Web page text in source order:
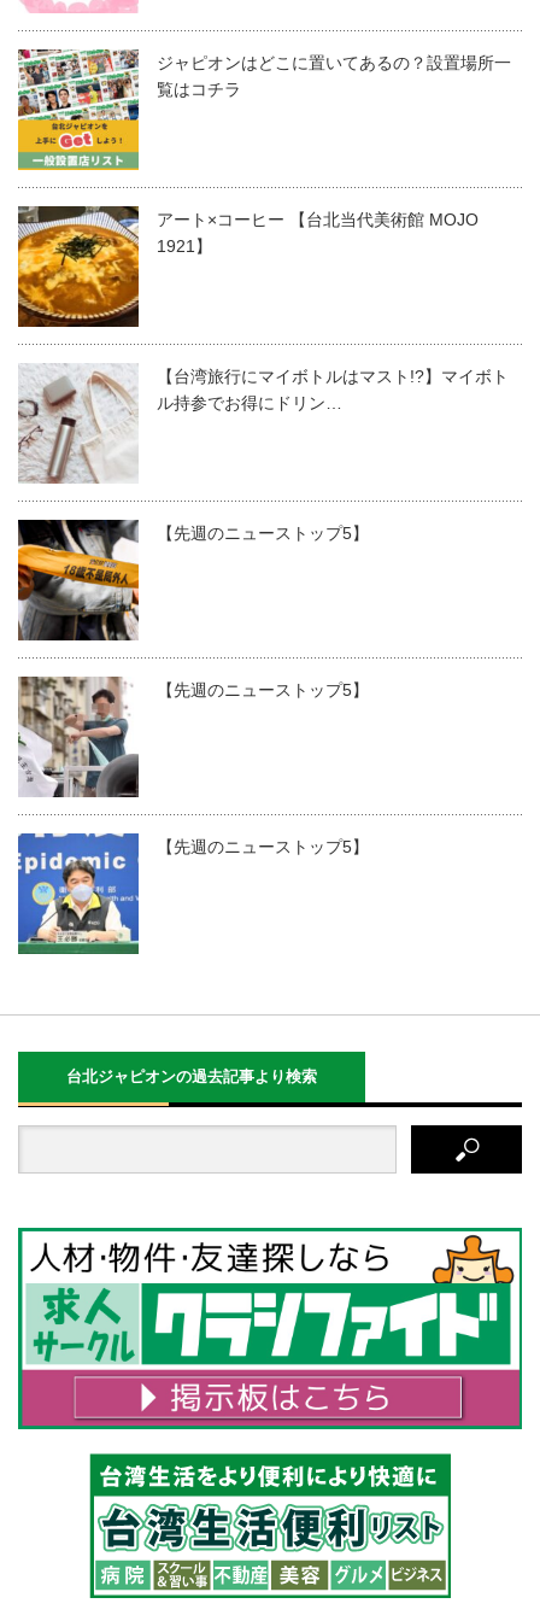
ジャピオンはどこに置いてあるの？設置場所一
覧はコチラ
アート×コーヒー 【台北当代美術館 MOJO
1921】
【台湾旅行にマイボトルはマスト!?】マイボト
ル持参でお得にドリン…
【先週のニューストップ5】
【先週のニューストップ5】
【先週のニューストップ5】
台北ジャピオンの過去記事より検索